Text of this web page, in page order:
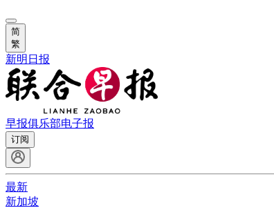
简
繁
新明日报
早报俱乐部电子报
订阅
最新
新加坡